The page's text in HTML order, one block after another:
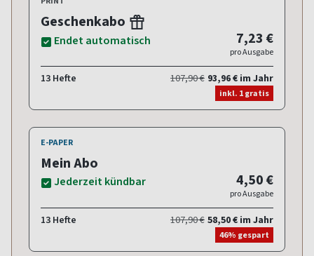
Geschenkabo
Endet automatisch 7,23 €
pro Ausgabe
13 Hefte 107,90 € 93,96 € im Jahr
inkl. 1 gratis
E-PAPER
Mein Abo
Jederzeit kündbar 4,50 €
pro Ausgabe
13 Hefte 107,90 € 58,50 € im Jahr
46% gespart